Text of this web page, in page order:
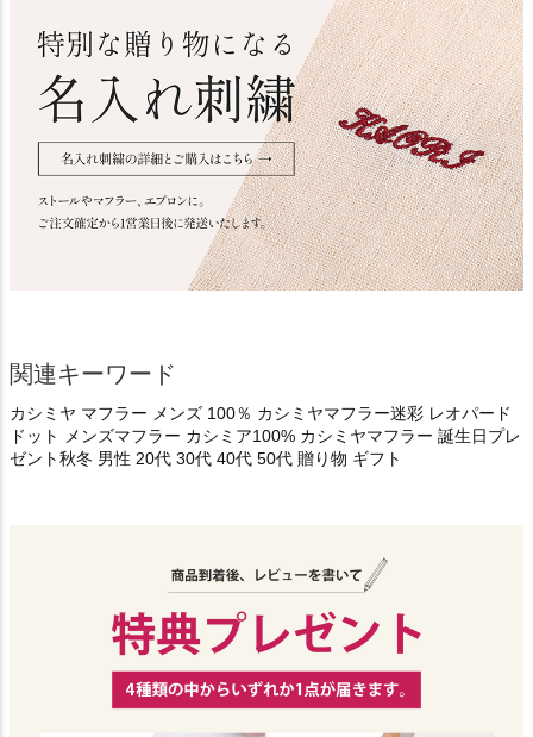
関連キーワード
カシミヤ マフラー メンズ 100％ カシミヤマフラー迷彩 レオパード
ドット メンズマフラー カシミア100% カシミヤマフラー 誕生日プレ
ゼント秋冬 男性 20代 30代 40代 50代 贈り物 ギフト